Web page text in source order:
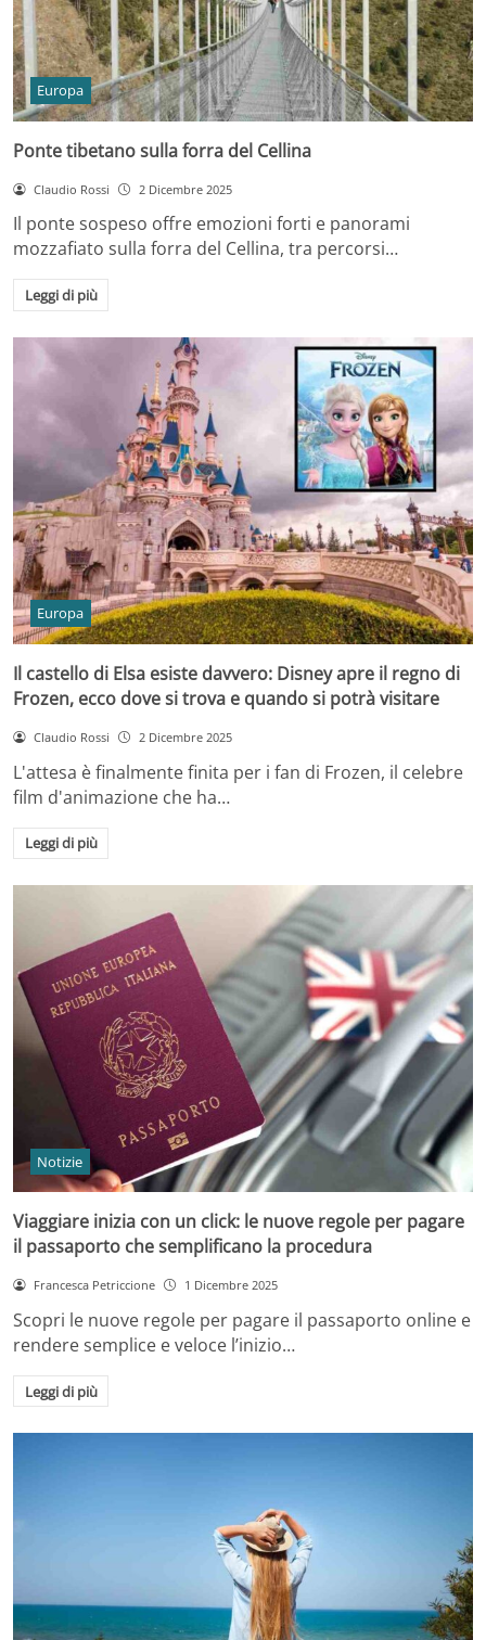
Europa
Ponte tibetano sulla forra del Cellina
Claudio Rossi 2 Dicembre 2025
Il ponte sospeso offre emozioni forti e panorami
mozzafiato sulla forra del Cellina, tra percorsi…
Leggi di più
Europa
Il castello di Elsa esiste davvero: Disney apre il regno di
Frozen, ecco dove si trova e quando si potrà visitare
Claudio Rossi 2 Dicembre 2025
L'attesa è finalmente finita per i fan di Frozen, il celebre
film d'animazione che ha…
Leggi di più
Notizie
Viaggiare inizia con un click: le nuove regole per pagare
il passaporto che semplificano la procedura
Francesca Petriccione 1 Dicembre 2025
Scopri le nuove regole per pagare il passaporto online e
rendere semplice e veloce l’inizio…
Leggi di più